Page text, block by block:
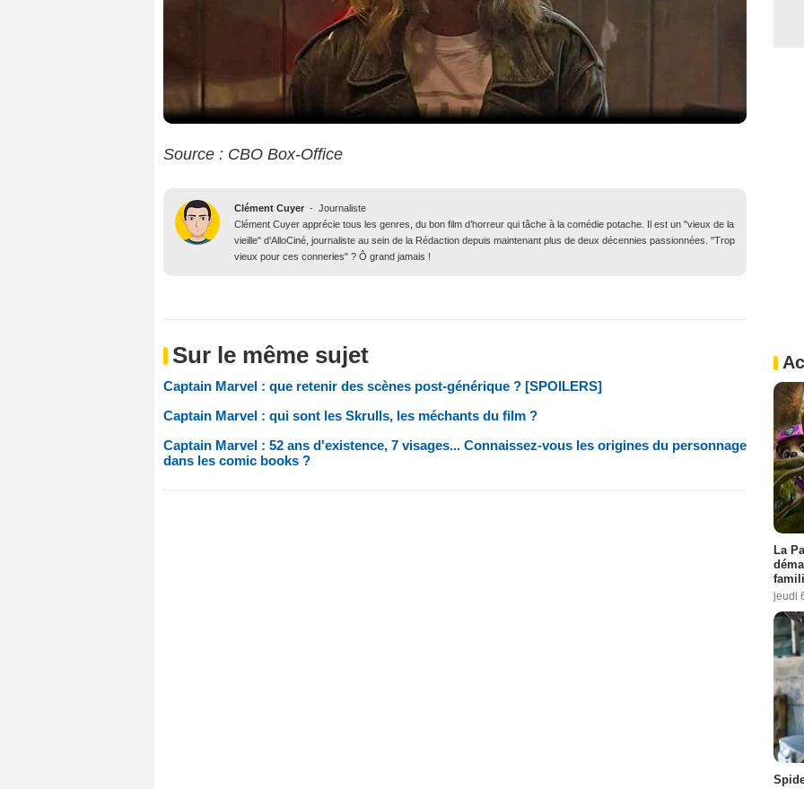
Source : CBO Box-Office
Clément Cuyer - Journaliste
Clément Cuyer apprécie tous les genres, du bon film d’horreur qui tâche à la comédie potache. Il est un "vieux de la
vieille" d’AlloCiné, journaliste au sein de la Rédaction depuis maintenant plus de deux décennies passionnées. "Trop
vieux pour ces conneries" ? Ô grand jamais !
Sur le même sujet
Captain Marvel : que retenir des scènes post-générique ? [SPOILERS]
Captain Marvel : qui sont les Skrulls, les méchants du film ?
Captain Marvel : 52 ans d'existence, 7 visages... Connaissez-vous les origines du personnage
dans les comic books ?
La
jeudi